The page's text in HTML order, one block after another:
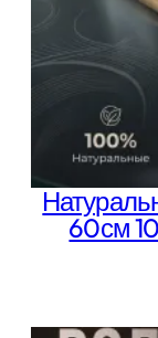
60см